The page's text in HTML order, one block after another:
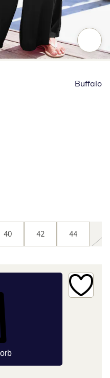
Preis: 49,99 €
Buffalo
40 42 44